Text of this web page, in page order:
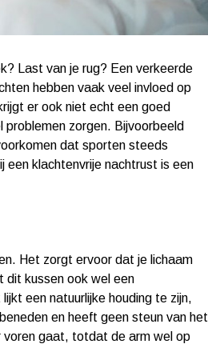
Last van je rug? Een verkeerde
hebben vaak veel invloed op
er ook niet echt een goed
problemen zorgen. Bijvoorbeeld
dat sporten steeds
een klachtenvrije nachtrust is een
Het zorgt ervoor dat je lichaam
dit kussen ook wel een
een natuurlijke houding te zijn,
en heeft geen steun van het
voren gaat, totdat de arm wel op